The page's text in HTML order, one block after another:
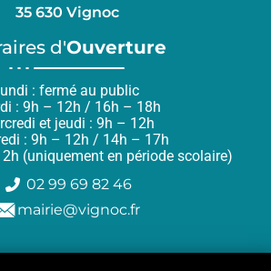
35 630 Vignoc
d'Ouverture
: fermé au public
: 9h – 12h / 16h – 18h
et jeudi : 9h – 12h
: 9h – 12h / 14h – 17h
(uniquement en période scolaire)
02 99 69 82 46
mairie@vignoc.fr